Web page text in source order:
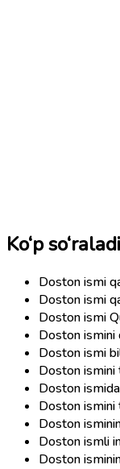
Ko‘p
Doston ismi
Doston ismi
Doston ismi
Doston ismini
Doston ismi
Doston ismini
Doston
Doston ismini
Doston
Doston ismli
Doston